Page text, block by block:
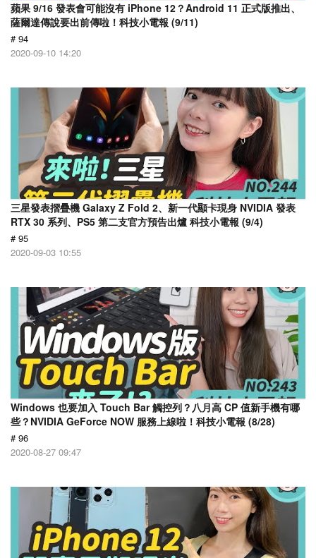
蘋果 9/16 發表會可能沒有 iPhone 12？Android 11 正式版推出、
薩爾達傳說要出前傳啦！科技小電報 (9/11)
# 94
2020-09-10 14:20
三星發表摺疊機 Galaxy Z Fold 2、新一代顯卡現身 NVIDIA 發表
RTX 30 系列、PS5 第二支官方預告出爐 科技小電報 (9/4)
# 95
2020-09-03 10:55
Windows 也要加入 Touch Bar 觸控列？八月高 CP 值新手機有哪
些？NVIDIA GeForce NOW 服務上線啦！科技小電報 (8/28)
# 96
2020-08-27 09:47